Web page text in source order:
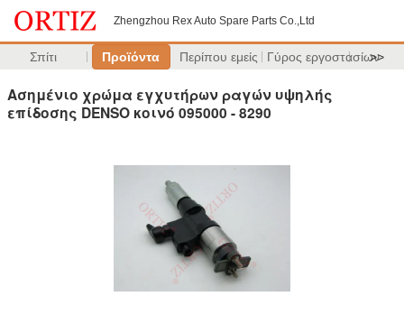
Zhengzhou Rex Auto Spare Parts Co.,Ltd
Σπίτι Προϊόντα Περίπου εμείς Γύρος εργοστασίων
>>
Ασημένιο χρώμα εγχυτήρων ραγών υψηλής
επίδοσης DENSO κοινό 095000 - 8290